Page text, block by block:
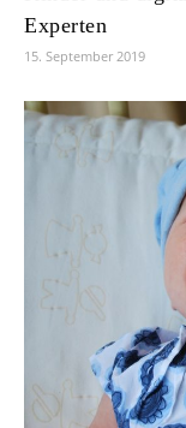
Experten
15. September 2019